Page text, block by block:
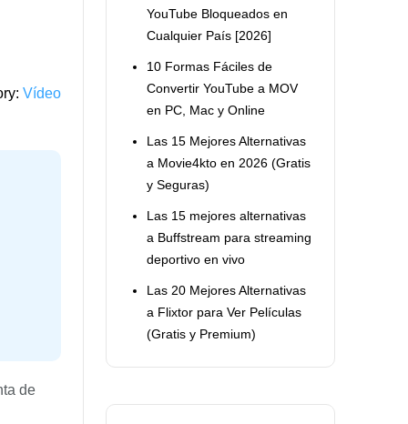
Vídeo
de
YouTube Bloqueados en
Cualquier País [2026]
10 Formas Fáciles de
Convertir YouTube a MOV
en PC, Mac y Online
Las 15 Mejores Alternativas
a Movie4kto en 2026 (Gratis
y Seguras)
Las 15 mejores alternativas
a Buffstream para streaming
deportivo en vivo
Las 20 Mejores Alternativas
a Flixtor para Ver Películas
(Gratis y Premium)